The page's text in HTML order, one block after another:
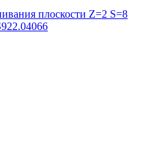
плоскости Z=2 S=8